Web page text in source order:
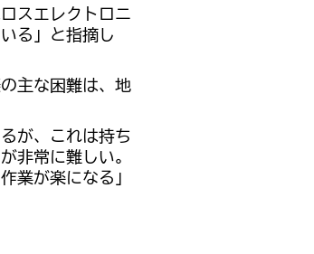
スエレクトロニ
る」と指摘し
主な困難は、地
が、これは持ち
非常に難しい。
業が楽になる」